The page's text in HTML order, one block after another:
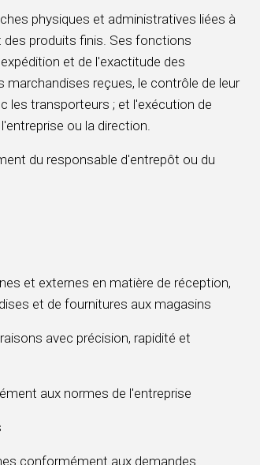
physiques et administratives liées à
produits finis. Ses fonctions
et de l'exactitude des
marchandises reçues, le contrôle de leur
les transporteurs ; et l'exécution de
ou la direction.
du responsable d'entrepôt ou du
et externes en matière de réception,
et de fournitures aux magasins
avec précision, rapidité et
aux normes de l'entreprise
conformément aux demandes